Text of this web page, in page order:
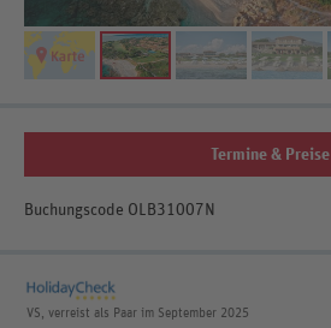
Termine & Preise
Buchungscode OLB31007N
VS, verreist als Paar im September 2025